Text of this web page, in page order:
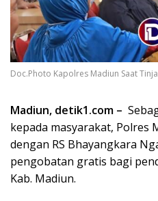
Doc.Photo Kapolres Madiun Saat
Madiun, detik1.com –
kepada masyarakat, Polres
dengan RS Bhayangkara
pengobatan gratis bagi
Kab. Madiun.